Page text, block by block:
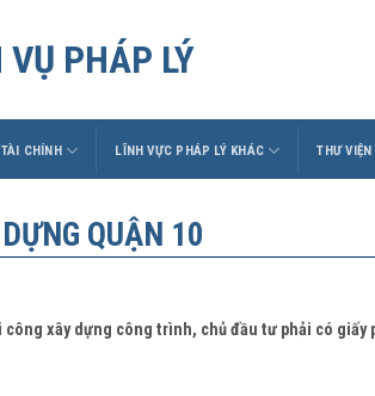
VỤ PHÁP LÝ
CHÍNH LĨNH VỰC PHÁP LÝ KHÁC THƯ
QUẬN 10
công xây dựng công trình, chủ đầu tư phải có